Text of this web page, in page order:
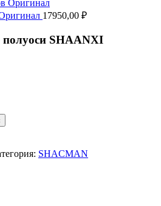
17950,00 ₽
SHAANXI
SHACMAN